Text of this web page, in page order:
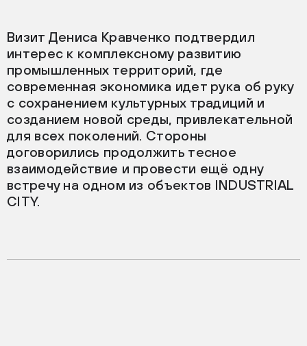
Визит Дениса Кравченко подтвердил
интерес к комплексному развитию
промышленных территорий, где
современная экономика идет рука об руку
с сохранением культурных традиций и
созданием новой среды, привлекательной
для всех поколений. Стороны
договорились продолжить тесное
взаимодействие и провести ещё одну
встречу на одном из объектов INDUSTRIAL
CITY.